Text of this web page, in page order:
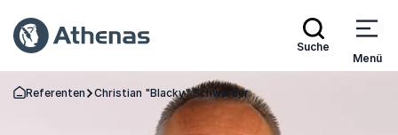
Suche
Menü
Zurück zur Startseite
Referenten Christian "Blacky" Schwarzer